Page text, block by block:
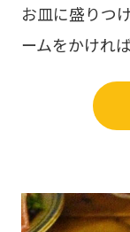
お皿に盛りつ
ームをかけれ